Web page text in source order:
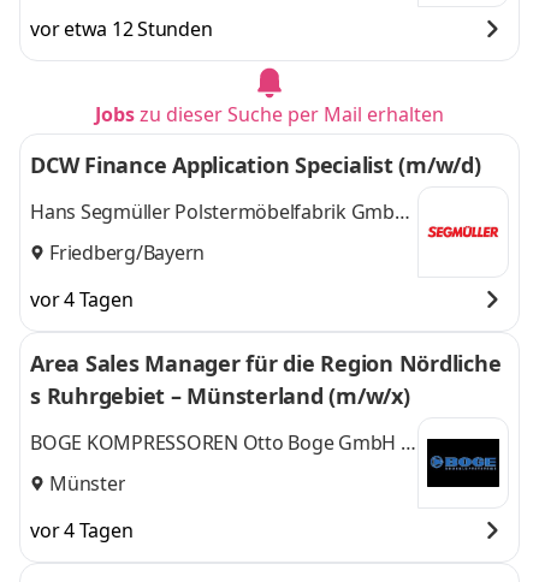
vor etwa 12 Stunden
Jobszu dieser Suche per Mail erhalten
DCW Finance Application Specialist (m/w/d)
Hans Segmüller Polstermöbelfabrik GmbH
& Co. KG
Friedberg/Bayern
vor 4 Tagen
Area Sales Manager für die Region Nördliche
s Ruhrgebiet – Münsterland (m/w/x)
BOGE KOMPRESSOREN Otto Boge GmbH &
Co. KG
Münster
vor 4 Tagen